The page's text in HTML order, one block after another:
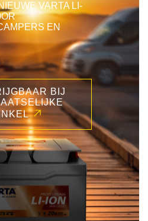
VARTA LI-
EN
BIJ